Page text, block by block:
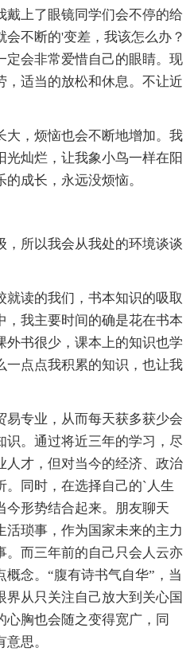
戴上了眼镜同学们会不停的给
不断的'变差，我该怎么办？
定会非常爱惜自己的眼睛。现
，适当的放松和休息。不让近
，烦恼也会不断地增加。我
灿烂，让我象小鸟一样在阳
成长，永远没烦恼。
所以我会从我处的环境谈谈
读的我们，书本知识的吸取
，我主要时间的确是花在书本
外书很少，课本上的知识也学
一点点我积累的知识，也让我
专业，从而每天获多获少会
识。通过将近三年的学习，尽
人才，但对当今的经济、政治
。同时，在选择自己的`人生
今形势结合起来。朋友聊天
活琐事，作为国家未来的主力
。而三年前的自己只会人云亦
念。“腹有诗书气自华”，当
从只关注自己放大到关心国
心胸也会随之变得宽广，同
思。